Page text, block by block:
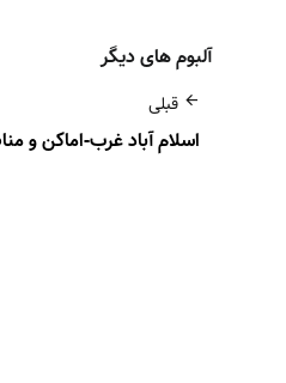
آلبوم های دیگر
قبلی
اسلام آباد غرب-اماکن و